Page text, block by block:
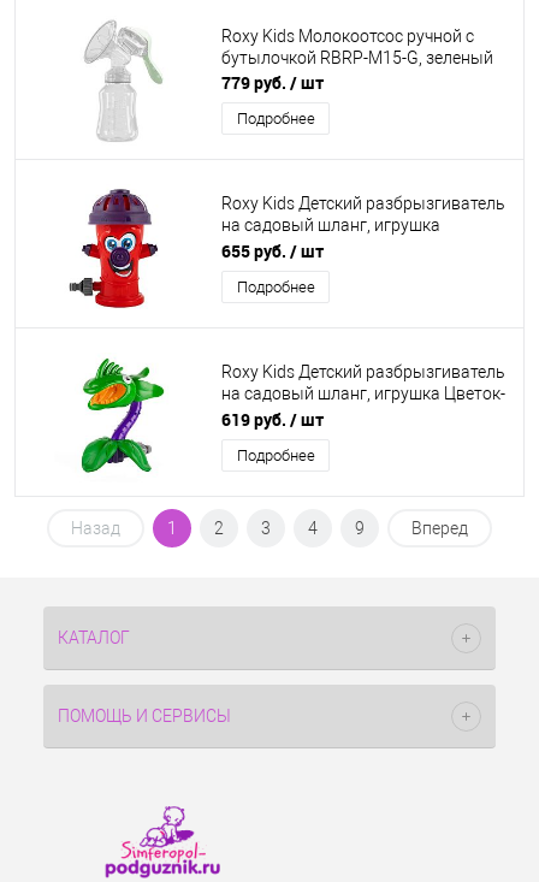
Roxy Kids Молокоотсос ручной с
бутылочкой RBRP-M15-G, зеленый
779 руб. / шт
Подробнее
Roxy Kids Детский разбрызгиватель
на садовый шланг, игрушка
Гидрант
655 руб. / шт
Подробнее
Roxy Kids Детский разбрызгиватель
на садовый шланг, игрушка Цветок-
хищник
619 руб. / шт
Подробнее
Назад 1 2 3 4 9 Вперед
КАТАЛОГ
ПОМОЩЬ И СЕРВИСЫ